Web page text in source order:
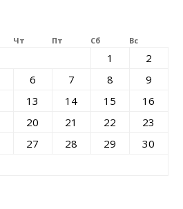
Чт Пт Сб Вс
1
2
6 7 8
9
13 14 15
16
20 21 22
23
27 28 29
30